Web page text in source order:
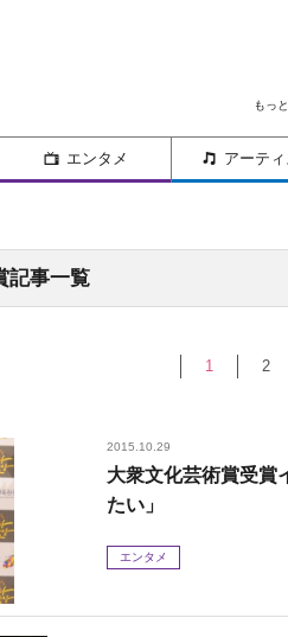
もっ
エンタメ アーティ
記事一覧
1 2
2015.10.29
大衆文化芸術賞受賞
たい」
エンタメ